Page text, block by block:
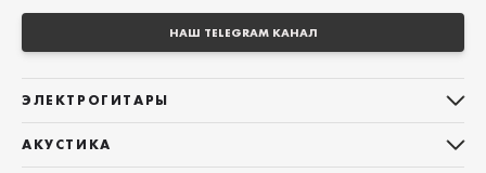
НАШ TELEGRAM КАНАЛ
ЭЛЕКТРОГИТАРЫ
АКУСТИКА